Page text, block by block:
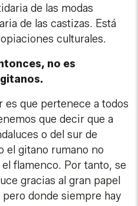
de las modas
de las castizas. Está
culturales.
no es
es que pertenece a todos
que decir que a
o del sur de
el gitano rumano no
flamenco. Por tanto, se
gracias al gran papel
donde siempre hay